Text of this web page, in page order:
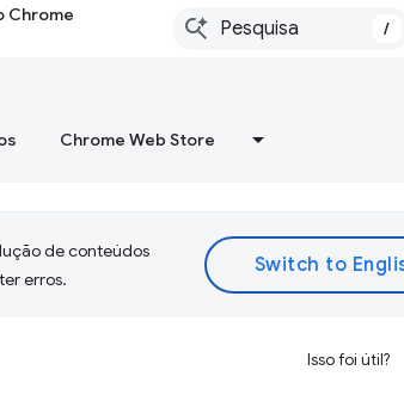
Chrome
/
Chrome Web Store
de conteúdos
erros.
Isso foi útil?